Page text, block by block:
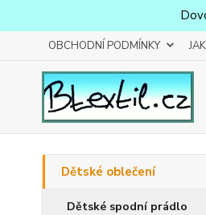
OBCHODNÍ PODMÍNKY
Dětské oblečení
Dětské spodní prádlo